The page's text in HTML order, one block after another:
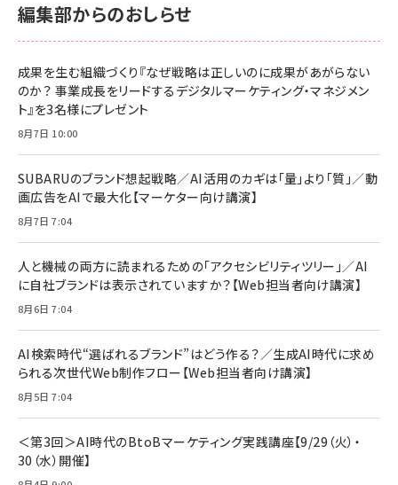
anan(アンアン)2026/06/24号 No.2500増刊
スペシャルエディション[王道エンタメの矜持／
￥1,100
anan(アンアン)2026/07/08号 No.2502[2026
￥880
ママ投資家が育休中に１億貯めた株式投資
組織の成果を最大化する ルールのデザイン
￥1,980
Amazonランキングをもっと見る
NIMASO ガラスフィルム iPhone 17 用 保護フィ
すい ガイド枠付き いPhone17 (6.3インチ) 対応
2枚セット DSP25F1698
￥1,599
￥6,980
全ワイヤレスイヤホン/アクティブノイズキャンセリ
技術基準適合】ブラック
￥5,990
ケーブル Anker絡まないケーブル 240W 結束バン
ド付き USB PD対応 シリコン素材採用 iPhone
17 / 16 / 15 / Galaxy iPad Pro MacBook
Pro/Air 各種対応 (1.8m ミッドナイトブラック)
￥1,890
Amazon eギフトカード - Amazonロゴ - クラ
￥5,000
Anker PowerLine III Flow USB-C & USB-C
Pro/Air 各種対応 (1.8m ミッドナイトブラック)
￥1,890
サッポロ 生ビール 黒ラベル 350ml 缶 24本 ビー
ル ケース買い【6/30応募〆切! 黒ラベルビヤセラー
￥4,857
編集部からのおしらせ
成果を生む組織づくり『なぜ戦略は正しいのに成果があがらない
のか？ 事業成長をリードするデジタルマーケティング・マネジメン
ト』を3名様にプレゼント
8月7日 10:00
SUBARUのブランド想起戦略／AI活用のカギは「量」より「質」／動
画広告をAIで最大化【マーケター向け講演】
8月7日 7:04
人と機械の両方に読まれるための「アクセシビリティツリー」／AI
に自社ブランドは表示されていますか？【Web担当者向け講演】
8月6日 7:04
AI検索時代“選ばれるブランド”はどう作る？／生成AI時代に求め
られる次世代Web制作フロー【Web担当者向け講演】
8月5日 7:04
＜第3回＞AI時代のBtoBマーケティング実践講座【9/29（火）・
30（水）開催】